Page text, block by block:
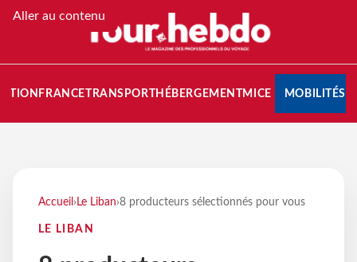
Aller au contenu
FRANCETRANSPORT HÉBERGEMENTMICE MOBILITÉS
Accueil › Le Liban›8 producteurs sélectionnés pour vous
LE LIBAN